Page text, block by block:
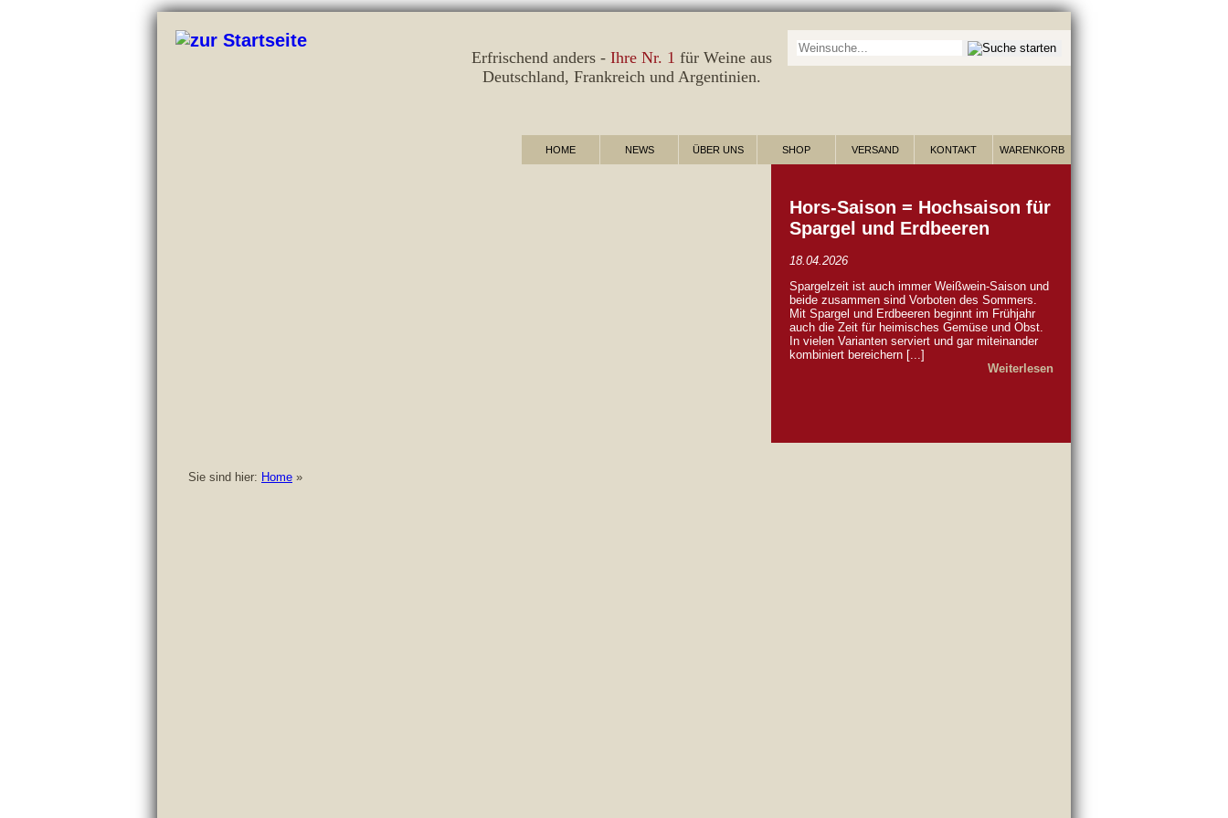
Erfrischend anders - Ihre Nr. 1 für Weine aus
Deutschland, Frankreich und Argentinien.
Suche nach Wein:
HOME NEWS ÜBER UNS SHOP VERSAND KONTAKT WARENKORB
Hors-Saison = Hochsaison für
Spargel und Erdbeeren
18.04.2026
Spargelzeit ist auch immer Weißwein-Saison und
beide zusammen sind Vorboten des Sommers.
Mit Spargel und Erdbeeren beginnt im Frühjahr
auch die Zeit für heimisches Gemüse und Obst.
In vielen Varianten serviert und gar miteinander
kombiniert bereichern [...]
Weiterlesen
Sie sind hier: Home »